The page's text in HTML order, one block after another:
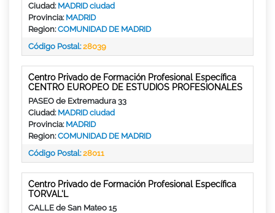
Ciudad: MADRID ciudad
Provincia: MADRID
Region:COMUNIDAD DE MADRID
Código Postal:28039
Centro Privado de Formación Profesional Específica
CENTRO EUROPEO DE ESTUDIOS PROFESIONALES
PASEO de Extremadura 33
Ciudad: MADRID ciudad
Provincia: MADRID
Region:COMUNIDAD DE MADRID
Código Postal:28011
Centro Privado de Formación Profesional Específica
TORVAL'L
CALLE de San Mateo 15